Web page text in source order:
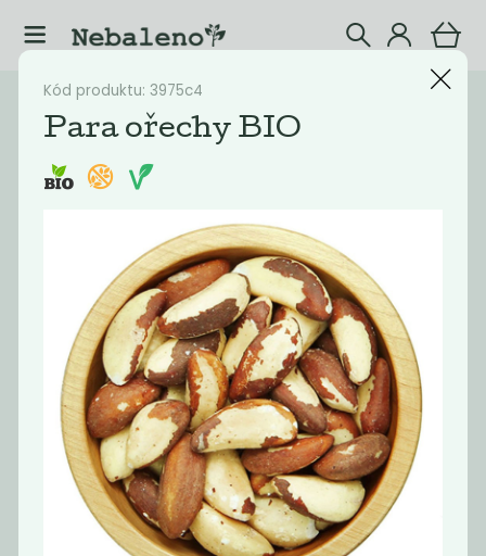
Katalog Potraviny
Filtrovat produkty
Nejlevnější Nejdražší
Piniové oříšky
Makadamové
Kód produktu: 3975c4
Para ořechy BIO